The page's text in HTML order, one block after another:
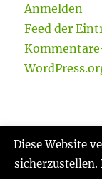
Anmelden
Feed der
Gabi Reinmann
Diese Website
sicherzustellen.